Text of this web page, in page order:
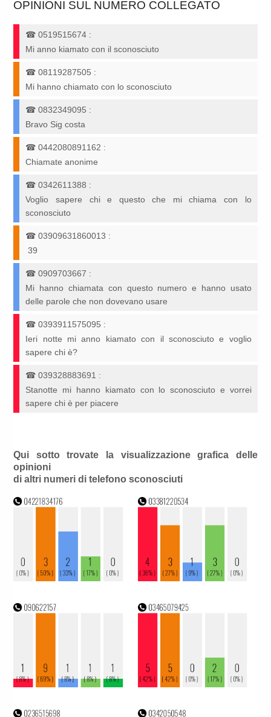
OPINIONI SUL NUMERO COLLEGATO
☎0519515674 :
Mi anno kiamato con il sconosciuto
☎08119287505 :
Mi hanno chiamato con lo sconosciuto
☎0832349095 :
Bravo Sig costa
☎0442080891162 :
Chiamate anonime
☎0342611388 :
Voglio sapere chi e questo che mi chiama con lo
sconosciuto
☎03909631860013 :
‭ 39 ‬
☎0909703667 :
Mi hanno chiamata con questo numero e hanno usato
delle parole che non dovevano usare
☎0393911575095 :
Ieri notte mi anno kiamato con il sconosciuto e voglio
sapere chi è?
☎039328883691 :
Stanotte mi hanno kiamato con lo sconosciuto e vorrei
sapere chi è per piacere
Qui sotto trovate la visualizzazione grafica delle
opinioni
di altri numeri di telefono sconosciuti